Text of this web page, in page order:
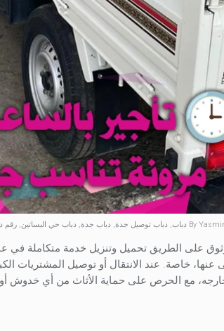
دباب دباب توصيل جدة دباب جدة دباب حي البساتين رقم
على الطريق تحميل وتنزيل خدمة متكاملة في
خاصة. عند الانتقال أو توصيل المشتريات
مع الحرص على حماية الأثاث من أي خدوش